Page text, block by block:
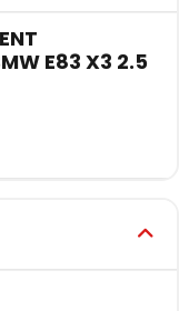
E83 X3 2.5